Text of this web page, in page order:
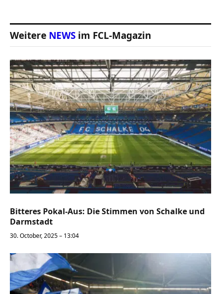
Weitere NEWS im FCL-Magazin
Bitteres Pokal-Aus: Die Stimmen von Schalke und
Darmstadt
30. October, 2025 – 13:04